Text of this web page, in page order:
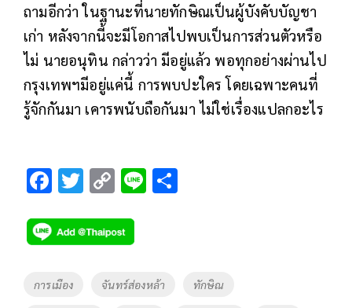
ถามอีกว่า ในฐานะที่นายทักษิณเป็นผู้บังคับบัญชา
เก่า หลังจากนี้จะมีโอกาสไปพบเป็นการส่วนตัวหรือ
ไม่ นายอนุทิน กล่าวว่า มีอยู่แล้ว พอทุกอย่างผ่านไป
กรุงเทพฯมีอยู่แค่นี้ การพบปะใคร โดยเฉพาะคนที่
รู้จักกันมา เคารพนับถือกันมา ไม่ใช่เรื่องแปลกอะไร
F
e
b
o
T
tt
er
C
p
y
Li
Li
Tags
การเมือง จันทร์ส่องหล้า ทักษิณ